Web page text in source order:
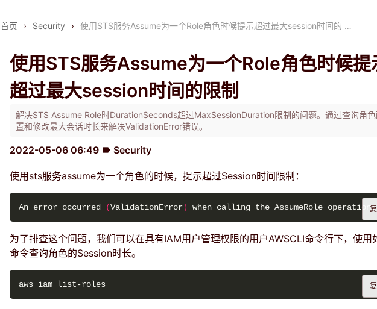
首页 › Security › 使用STS服务Assume为一个Role角色时候提示超过最大session时间的 …
使用STS服务Assume为一个Role角色时候提
超过最大session时间的限制
解决STS Assume Role时DurationSeconds超过MaxSessionDuration限制的问题。通过查询角色
置和修改最大会话时长来解决ValidationError错误。
2022-05-06 06:49 label Security
使用sts服务assume为一个角色的时候，提示超过Session时间限制：
An error occurred (ValidationError) when calling the AssumeRole
为了排查这个问题，我们可以在具有IAM用户管理权限的用户AWSCLI命令行下，使用
命令查询角色的Session时长。
aws iam list-roles